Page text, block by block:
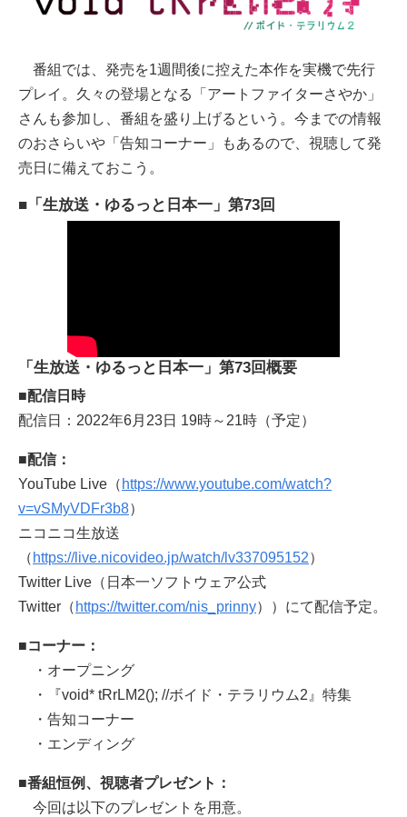
番組では、発売を1週間後に控えた本作を実機で先行
プレイ。久々の登場となる「アートファイターさやか」
さんも参加し、番組を盛り上げるという。今までの情報
のおさらいや「告知コーナー」もあるので、視聴して発
売日に備えておこう。
■「生放送・ゆるっと日本一」第73回
「生放送・ゆるっと日本一」第73回概要
■配信日時
配信日：2022年6月23日 19時～21時（予定）
■配信：
YouTube Live（ https://www.youtube.com/watch?
v=vSMyVDFr3b8）
ニコニコ生放送
（ https://live.nicovideo.jp/watch/lv337095152）
Twitter Live（日本一ソフトウェア公式
Twitter（ https://twitter.com/nis_prinny））にて配信予定。
■コーナー：
・オープニング
・『void* tRrLM2(); //ボイド・テラリウム2』特集
・告知コーナー
・エンディング
■番組恒例、視聴者プレゼント：
今回は以下のプレゼントを用意。